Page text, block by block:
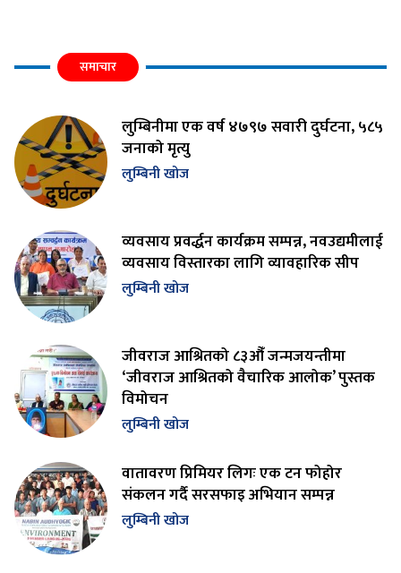
समाचार
लुम्बिनीमा एक वर्ष ४७९७ सवारी दुर्घटना, ५८५
जनाको मृत्यु
लुम्बिनी खोज
व्यवसाय प्रवर्द्धन कार्यक्रम सम्पन्न, नवउद्यमीलाई
व्यवसाय विस्तारका लागि व्यावहारिक सीप
लुम्बिनी खोज
जीवराज आश्रितको ८३औँ जन्मजयन्तीमा
‘जीवराज आश्रितको वैचारिक आलोक’ पुस्तक
विमोचन
लुम्बिनी खोज
वातावरण प्रिमियर लिगः एक टन फोहोर
संकलन गर्दै सरसफाइ अभियान सम्पन्न
लुम्बिनी खोज